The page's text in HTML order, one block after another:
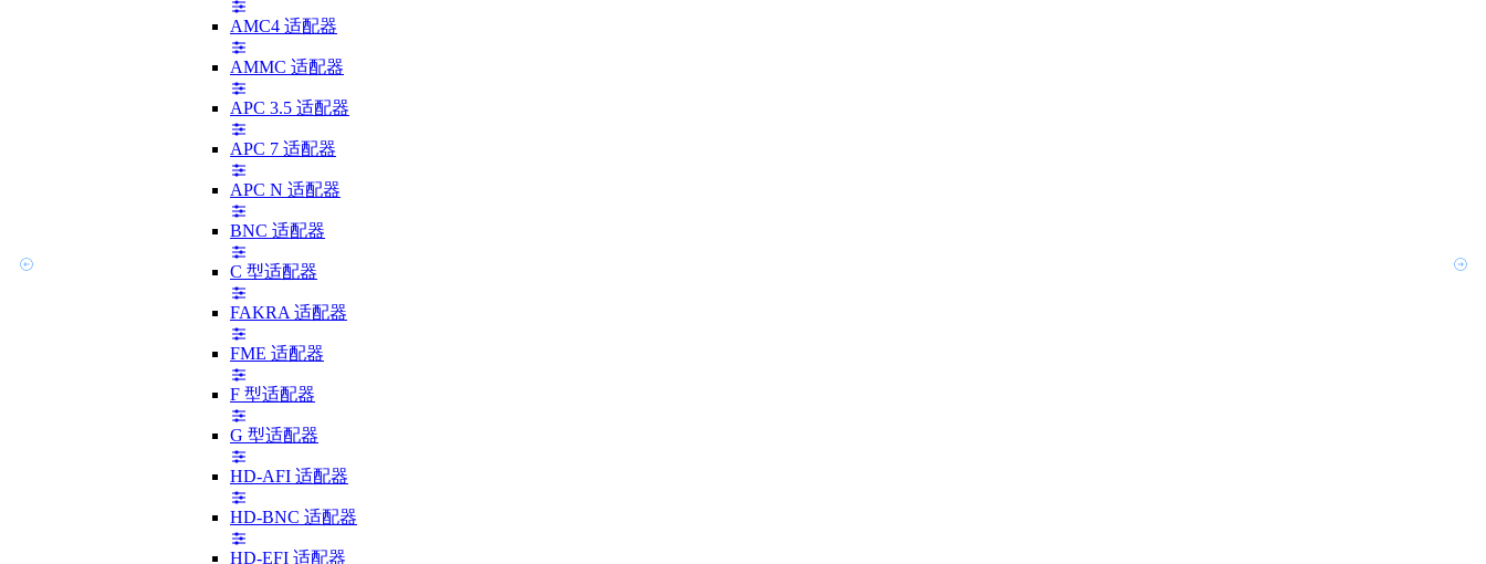
AMC4 适配器
AMMC 适配器
APC 3.5 适配器
APC 7 适配器
APC N 适配器
BNC 适配器
C 型适配器
FAKRA 适配器
FME 适配器
F 型适配器
G 型适配器
HD-AFI 适配器
HD-BNC 适配器
HD-EFI 适配器